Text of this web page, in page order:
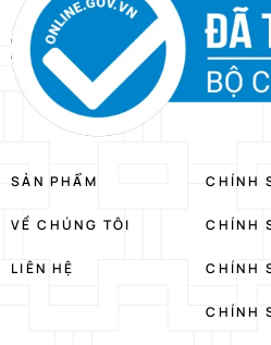
SẢN PHẨM
VỀ CHÚNG TÔI
LIÊN HỆ
CHÍNH
CHÍNH
CHÍNH
CHÍNH